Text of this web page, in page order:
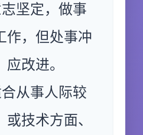
坚定，做事
作，但处事冲
改进。
从事人际较
技术方面、